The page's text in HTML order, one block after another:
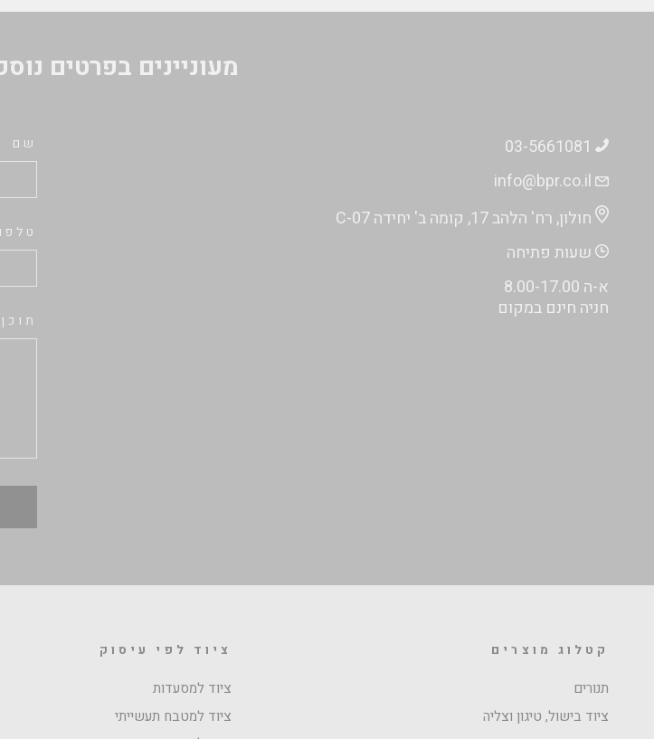
מעוניינים בפרטים
חולון, רח' הלהב 17, קומה ב' יחידה C-07
שעות פתיחה
א-ה 8.00-17.00
חניה חינם במקום
שם
קטלוג מוצרים
תנורים
ציוד בישול, טיגון וצליה
ציוד לפי עיסוק
ציוד למסעדות
ציוד למטבח תעשייתי